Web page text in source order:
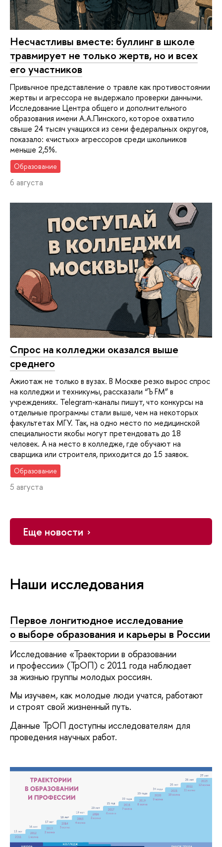
Несчастливы вместе: буллинг в школе
травмирует не только жертв, но и всех
его участников
Привычное представление о травле как противостоянии
жертвы и агрессора не выдержало проверки данными.
Исследование Центра общего и дополнительного
образования имени А.А.Пинского, которое охватило
свыше 24 тысяч учащихся из семи федеральных округов,
показало: «чистых» агрессоров среди школьников
меньше 2,5%.
Образование
6 августа
Спрос на колледжи оказался выше
среднего
Ажиотаж не только в вузах. В Москве резко вырос спрос
на колледжи и техникумы, рассказали “Ъ FM” в
учреждениях. Telegram-каналы пишут, что конкурсы на
отдельные программы стали выше, чем на некоторых
факультетах МГУ. Так, на одно место по медицинской
специальности якобы могут претендовать до 18
человек. А на место в колледже, где обучают на
сварщика или строителя, приходится до 15 заявок.
Образование
5 августа
Еще новости
Наши исследования
Первое лонгитюдное исследование
о выборе образования и карьеры в России
Исследование «Траектории в образовании
и профессии» (ТрОП) с 2011 года наблюдает
за жизнью группы молодых россиян.
Мы изучаем, как молодые люди учатся, работают
и строят свой жизненный путь.
Данные ТрОП доступны исследователям для
проведения научных работ.